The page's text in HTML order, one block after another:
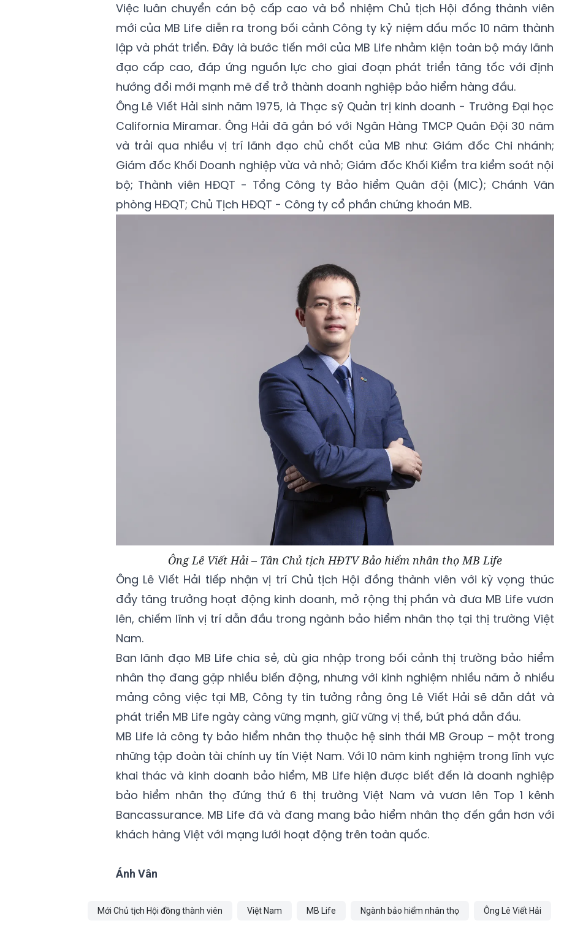
Việc luân chuyển cán bộ cấp cao và bổ nhiệm Chủ tịch Hội đồng thành viên
mới của MB Life diễn ra trong bối cảnh Công ty kỷ niệm dấu mốc 10 năm thành
lập và phát triển. Đây là bước tiến mới của MB Life nhằm kiện toàn bộ máy lãnh
đạo cấp cao, đáp ứng nguồn lực cho giai đoạn phát triển tăng tốc với định
hướng đổi mới mạnh mẽ để trở thành doanh nghiệp bảo hiểm hàng đầu.
Ông Lê Viết Hải sinh năm 1975, là Thạc sỹ Quản trị kinh doanh - Trường Đại học
California Miramar. Ông Hải đã gắn bó với Ngân Hàng TMCP Quân Đội 30 năm
và trải qua nhiều vị trí lãnh đạo chủ chốt của MB như: Giám đốc Chi nhánh;
Giám đốc Khối Doanh nghiệp vừa và nhỏ; Giám đốc Khối Kiểm tra kiểm soát nội
bộ; Thành viên HĐQT - Tổng Công ty Bảo hiểm Quân đội (MIC); Chánh Văn
phòng HĐQT; Chủ Tịch HĐQT - Công ty cổ phần chứng khoán MB.
Ông Lê Viết Hải – Tân Chủ tịch HĐTV Bảo hiểm nhân thọ MB Life
Ông Lê Viết Hải tiếp nhận vị trí Chủ tịch Hội đồng thành viên với kỳ vọng thúc
đẩy tăng trưởng hoạt động kinh doanh, mở rộng thị phần và đưa MB Life vươn
lên, chiếm lĩnh vị trí dẫn đầu trong ngành bảo hiểm nhân thọ tại thị trường Việt
Nam.
Ban lãnh đạo MB Life chia sẻ, dù gia nhập trong bối cảnh thị trường bảo hiểm
nhân thọ đang gặp nhiều biến động, nhưng với kinh nghiệm nhiều năm ở nhiều
mảng công việc tại MB, Công ty tin tưởng rằng ông Lê Viết Hải sẽ dẫn dắt và
phát triển MB Life ngày càng vững mạnh, giữ vững vị thế, bứt phá dẫn đầu.
MB Life là công ty bảo hiểm nhân thọ thuộc hệ sinh thái MB Group – một trong
những tập đoàn tài chính uy tín Việt Nam. Với 10 năm kinh nghiệm trong lĩnh vực
khai thác và kinh doanh bảo hiểm, MB Life hiện được biết đến là doanh nghiệp
bảo hiểm nhân thọ đứng thứ 6 thị trường Việt Nam và vươn lên Top 1 kênh
Bancassurance. MB Life đã và đang mang bảo hiểm nhân thọ đến gần hơn với
khách hàng Việt với mạng lưới hoạt động trên toàn quốc.
Ánh Vân
Mới Chủ tịch Hội đồng thành viên Việt Nam MB Life Ngành bảo hiểm nhân thọ Ông Lê Viết Hải